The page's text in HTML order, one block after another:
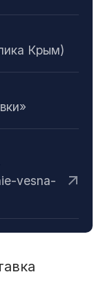
Крым)
vesna-